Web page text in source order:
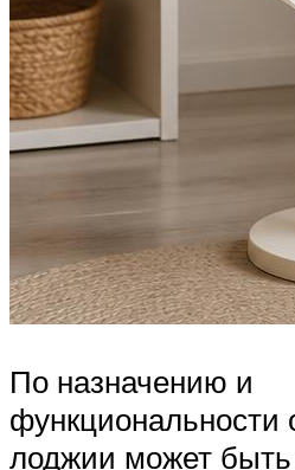
По назначению и
функциональности
лоджии может